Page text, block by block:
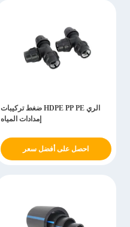
الري HDPE PP PE ضغط تركيبات
إمدادات المياه
احصل على أفضل سعر